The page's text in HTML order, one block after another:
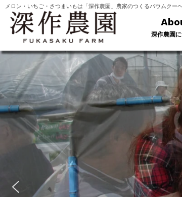
メロン・いちご・さつまいもは「深作農園」農家のつくるバウムク
深作農園